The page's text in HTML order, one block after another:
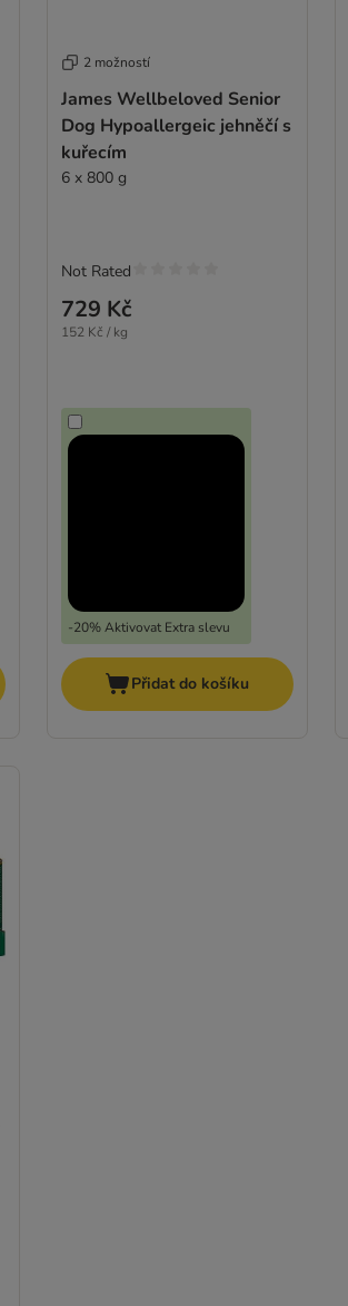
2 možností
James Wellbeloved Senior
Dog Hypoallergeic jehněčí s
kuřecím
6 x 800 g
729 Kč
152 Kč / kg
-20% Aktivovat Extra slevu
Not Rated
Přidat do košíku